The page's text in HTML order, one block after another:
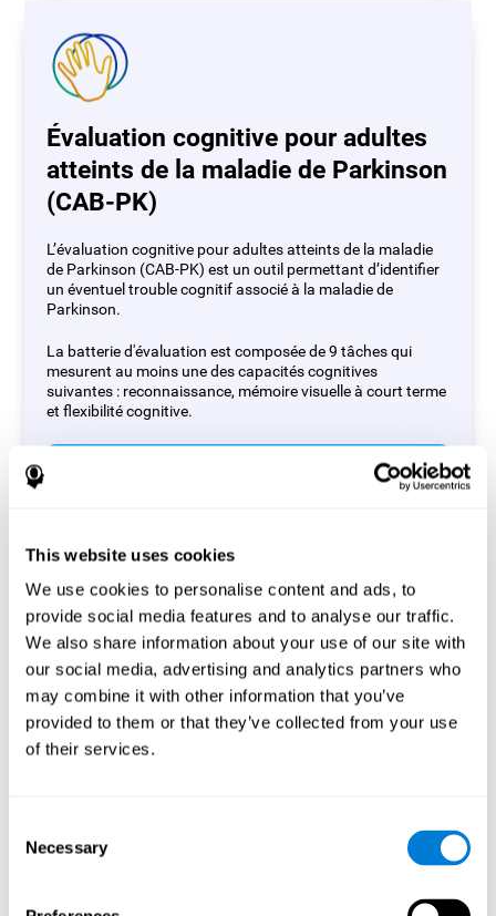
This website uses cookies
We use cookies to personalise content and ads, to
provide social media features and to analyse our traffic.
We also share information about your use of our site with
our social media, advertising and analytics partners who
may combine it with other information that you’ve
provided to them or that they’ve collected from your use
of their services.
Selection
Necessary
Évaluation cognitive pour adultes
atteints de la maladie de Parkinson
(CAB-PK)
L’évaluation cognitive pour adultes atteints de la maladie
de Parkinson (CAB-PK) est un outil permettant d’identifier
un éventuel trouble cognitif associé à la maladie de
Parkinson.
La batterie d'évaluation est composée de 9 tâches qui
mesurent au moins une des capacités cognitives
suivantes : reconnaissance, mémoire visuelle à court terme
et flexibilité cognitive.
Évaluation cognitive pour adultes
souffrant d'insomnie (CAB-IN)
L’évaluation cognitive pour adultes souffrant d’insomnie
(CAB-IN) évalue un ensemble de capacités cognitives
concentration.